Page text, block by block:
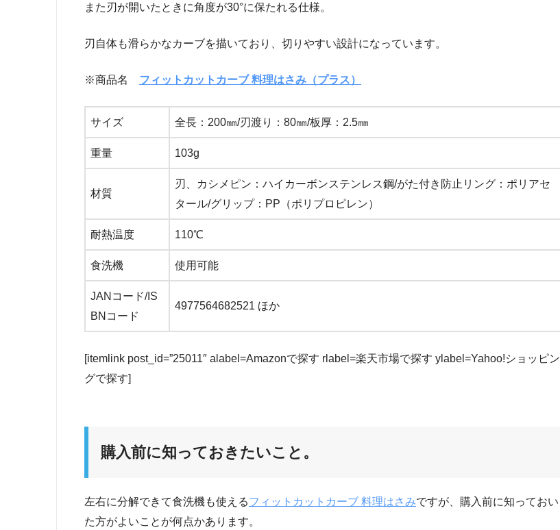
また刃が開いたときに角度が30°に保たれる仕様。
刃自体も滑らかなカーブを描いており、切りやすい設計になっています。
※商品名 フィットカットカーブ 料理はさみ（プラス）
サイズ 全長：200㎜/刃渡り：80㎜/板厚：2.5㎜
重量 103g
材質
刃、カシメピン：ハイカーボンステンレス鋼/がた付き防止リング：ポリアセ
タール/グリップ：PP（ポリプロピレン）
耐熱温度 110℃
食洗機 使用可能
JANコード/IS
BNコード
4977564682521 ほか
[itemlink post_id=”25011″ alabel=Amazonで探す rlabel=楽天市場で探す ylabel=Yahoo!ショッピン
グで探す]
購入前に知っておきたいこと。
左右に分解できて食洗機も使えるフィットカットカーブ 料理はさみですが、購入前に知っておい
た方がよいことが何点かあります。